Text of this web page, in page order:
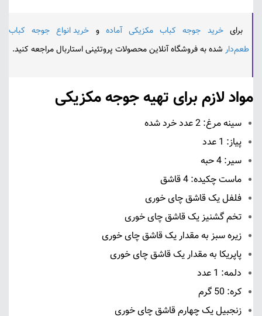
برایخرید جوجه کباب مکزیکی آماده و خرید انواع جوجه کباب
طعم‌دار شده به فروشگاه آنلاین محصولات پروتئینی استاربال مراجعه کنید.
مواد لازم برای تهیه جوجه مکزیکی
سینه مرغ: 2 عدد خرد شده
پیاز: 1 عدد
سیر: 4 حبه
ماست چکیده: 4 قاشق
فلفل یک قاشق چای خوری
تخم گشنیز یک قاشق چای خوری
زیره سبز به مقدار یک قاشق چای خوری
پاپریکا به مقدار یک قاشق چای خوری
دلمه: 1 عدد
کره: 50 گرم
زنجبیل یک چهارم قاشق چای خوری